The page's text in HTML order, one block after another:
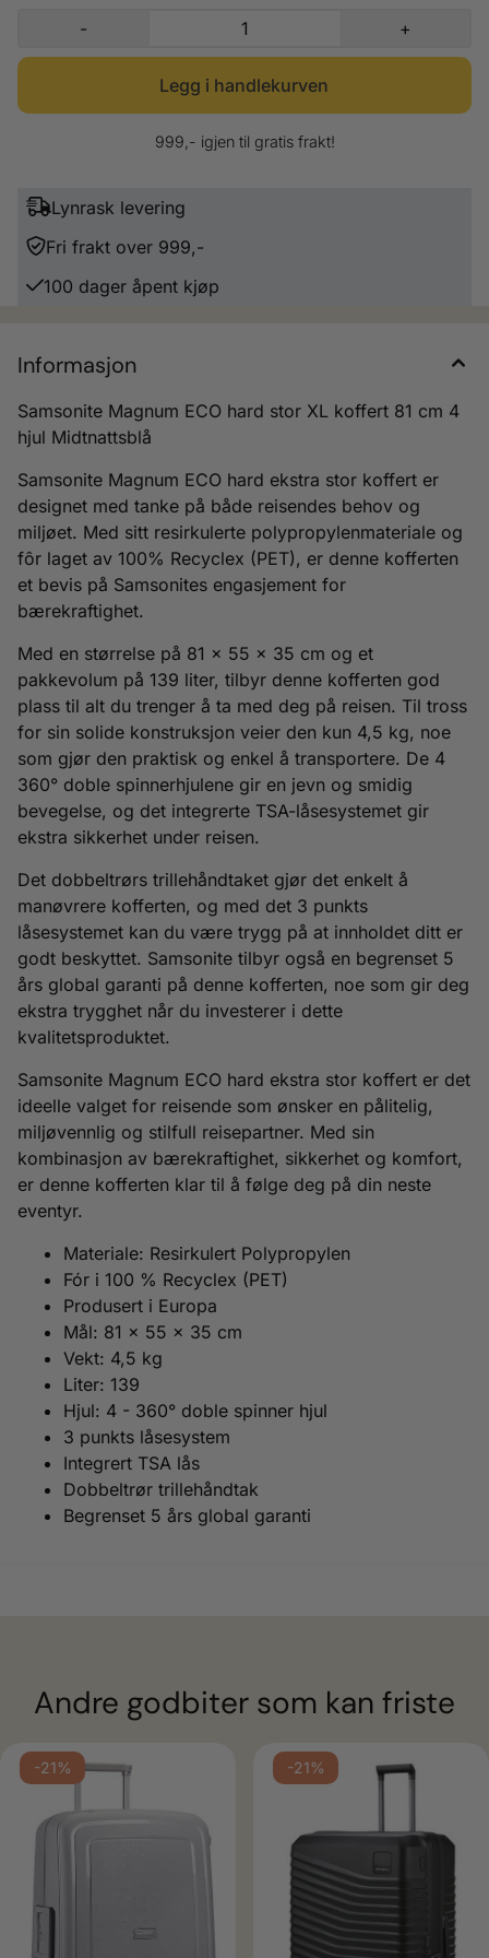
begrenset 5 års global garanti på denne kofferten, noe som gir deg ekstra
ECO hard ekstra stor koffert er det ideelle valget for reisende som ønsker
en pålitelig, miljøvennlig og stilfull reisepartner. Med sin kombinasjon av
bærekraftighet, sikkerhet og komfort, er denne kofferten klar til å følge
deg på din neste eventyr. Materiale: Resirkulert Polypropylen Fór i 100 %
- +
999,- igjen til gratis frakt!
Lynrask levering
Fri frakt over 999,-
100 dager åpent kjøp
Informasjon
Samsonite Magnum ECO hard stor XL koffert 81 cm 4
hjul Midtnattsblå
Samsonite Magnum ECO hard ekstra stor koffert er
designet med tanke på både reisendes behov og
miljøet. Med sitt resirkulerte polypropylenmateriale og
fôr laget av 100% Recyclex (PET), er denne kofferten
et bevis på Samsonites engasjement for
bærekraftighet.
Med en størrelse på 81 x 55 x 35 cm og et
pakkevolum på 139 liter, tilbyr denne kofferten god
plass til alt du trenger å ta med deg på reisen. Til tross
for sin solide konstruksjon veier den kun 4,5 kg, noe
som gjør den praktisk og enkel å transportere. De 4
360° doble spinnerhjulene gir en jevn og smidig
bevegelse, og det integrerte TSA-låsesystemet gir
ekstra sikkerhet under reisen.
Det dobbeltrørs trillehåndtaket gjør det enkelt å
manøvrere kofferten, og med det 3 punkts
låsesystemet kan du være trygg på at innholdet ditt er
godt beskyttet. Samsonite tilbyr også en begrenset 5
års global garanti på denne kofferten, noe som gir deg
ekstra trygghet når du investerer i dette
kvalitetsproduktet.
Samsonite Magnum ECO hard ekstra stor koffert er det
ideelle valget for reisende som ønsker en pålitelig,
miljøvennlig og stilfull reisepartner. Med sin
kombinasjon av bærekraftighet, sikkerhet og komfort,
er denne kofferten klar til å følge deg på din neste
eventyr.
Materiale: Resirkulert Polypropylen
Fór i 100 % Recyclex (PET)
Produsert i Europa
Mål: 81 x 55 x 35 cm
Vekt: 4,5 kg
Liter: 139
Hjul: 4 - 360° doble spinner hjul
3 punkts låsesystem
Integrert TSA lås
Dobbeltrør trillehåndtak
Begrenset 5 års global garanti
Andre godbiter som kan friste
-21% -21%